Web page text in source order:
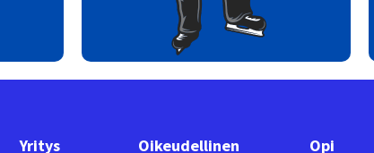
Yritys Oikeudellinen Opi